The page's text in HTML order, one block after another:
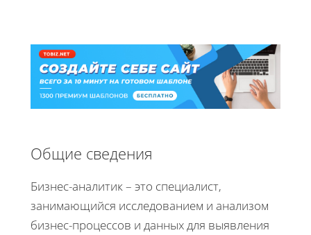
Общие сведения
Бизнес-аналитик – это специалист,
занимающийся исследованием и анализом
бизнес-процессов и данных для выявления